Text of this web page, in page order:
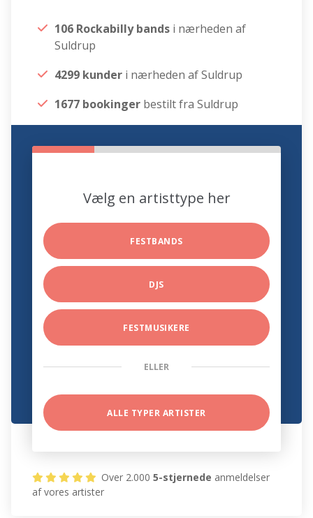
106 Rockabilly bands i nærheden af
Suldrup
4299 kunder i nærheden af Suldrup
1677 bookinger bestilt fra Suldrup
Vælg en artisttype her
FESTBANDS
DJS
FESTMUSIKERE
ELLER
ALLE TYPER ARTISTER
Over 2.0005-stjernede anmeldelser
af vores artister